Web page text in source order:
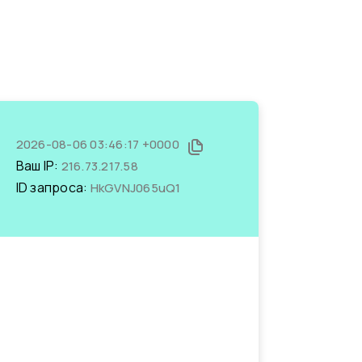
2026-08-06 03:46:17 +0000
Ваш IP: 216.73.217.58
ID запроса: HkGVNJ065uQ1